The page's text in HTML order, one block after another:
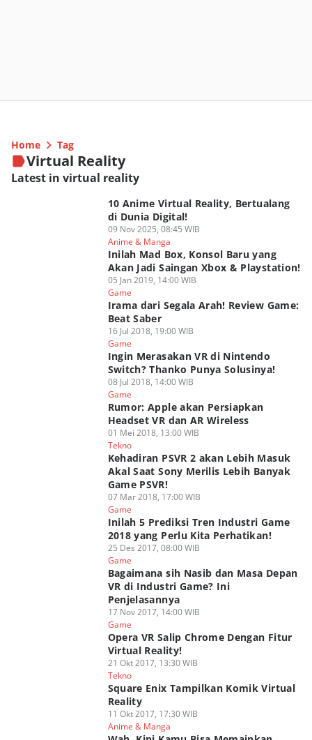
Home Tag
Virtual Reality
Latest in virtual reality
10 Anime Virtual Reality, Bertualang
di Dunia Digital!
09 Nov 2025, 08:45 WIB
Anime & Manga
Inilah Mad Box, Konsol Baru yang
Akan Jadi Saingan Xbox & Playstation!
05 Jan 2019, 14:00 WIB
Game
Irama dari Segala Arah! Review Game:
Beat Saber
16 Jul 2018, 19:00 WIB
Game
Ingin Merasakan VR di Nintendo
Switch? Thanko Punya Solusinya!
08 Jul 2018, 14:00 WIB
Game
Rumor: Apple akan Persiapkan
Headset VR dan AR Wireless
01 Mei 2018, 13:00 WIB
Tekno
Kehadiran PSVR 2 akan Lebih Masuk
Akal Saat Sony Merilis Lebih Banyak
Game PSVR!
07 Mar 2018, 17:00 WIB
Game
Inilah 5 Prediksi Tren Industri Game
2018 yang Perlu Kita Perhatikan!
25 Des 2017, 08:00 WIB
Game
Bagaimana sih Nasib dan Masa Depan
VR di Industri Game? Ini
Penjelasannya
17 Nov 2017, 14:00 WIB
Game
Opera VR Salip Chrome Dengan Fitur
Virtual Reality!
21 Okt 2017, 13:30 WIB
Tekno
Square Enix Tampilkan Komik Virtual
Reality
11 Okt 2017, 17:30 WIB
Anime & Manga